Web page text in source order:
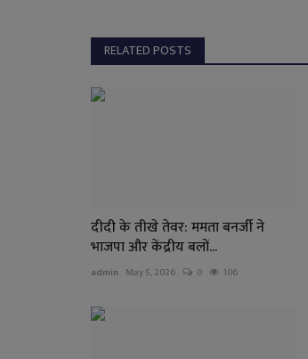
RELATED POSTS
दीदी के तीखे तेवर: ममता बनर्जी ने
भाजपा और केंद्रीय बलों...
admin May 5, 2026 0 106